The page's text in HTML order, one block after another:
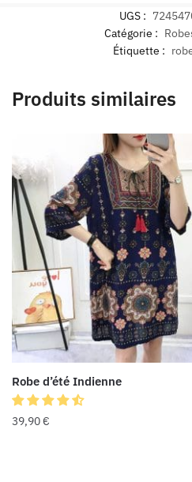
UGS :
Catégorie :
Étiquette :
Produits similaires
Robe d’été Indienne
39,90€